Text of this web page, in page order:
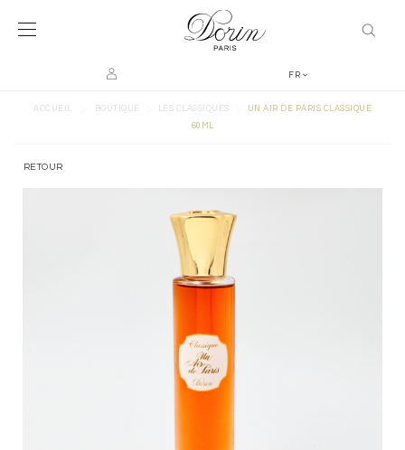
FR
ACCUEIL BOUTIQUE LES CLASSIQUES UN AIR DE PARIS CLASSIQUE
60ML
RETOUR